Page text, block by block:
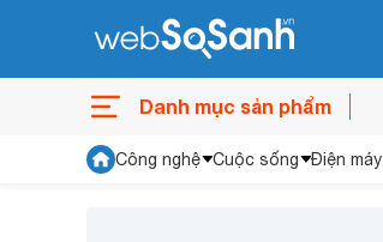
Danh mục sản phẩm
Công nghệ Cuộc sống Điện máy